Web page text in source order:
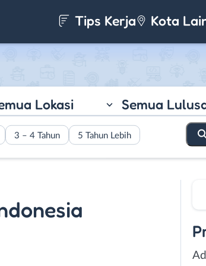
Tips Kerja Kota
Lokasi Semua
3 – 4 Tahun 5 Tahun Lebih